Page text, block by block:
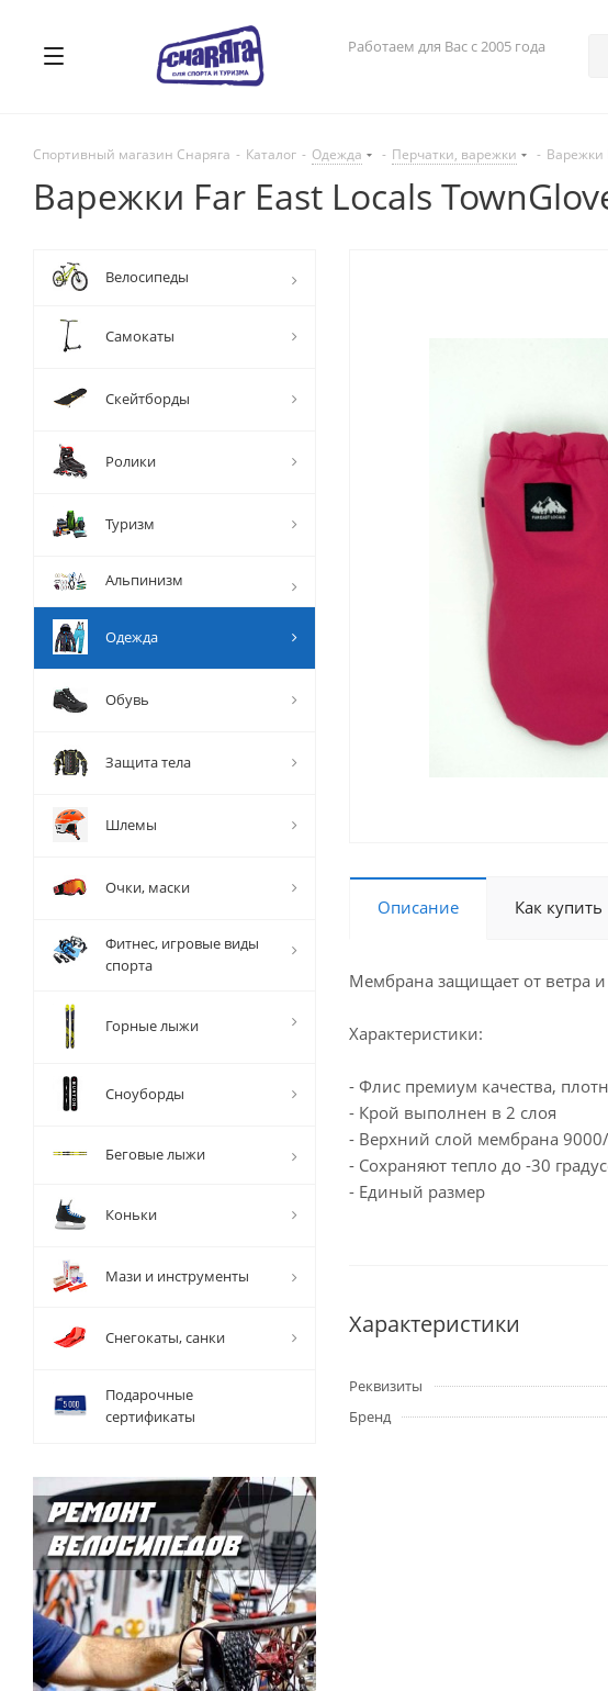
Работаем для Вас с 2005 года
Спортивный магазин Снаряга - Каталог - Одежда - Перчатки, варежки - Варежки
Варежки Far East Locals
Описание Как купить
Мембрана защищает от ветра и
Характеристики:
- Флис премиум качества,
- Крой выполнен в 2 слоя
- Верхний слой мембрана
- Сохраняют тепло до -30
- Единый размер
Характеристики
Реквизиты
Бренд
Велосипеды
Самокаты
Скейтборды
Ролики
Туризм
Альпинизм
Одежда
Обувь
Защита тела
Шлемы
Очки, маски
Фитнес, игровые виды
спорта
Горные лыжи
Сноуборды
Беговые лыжи
Коньки
Мази и инструменты
Снегокаты, санки
Подарочные
сертификаты